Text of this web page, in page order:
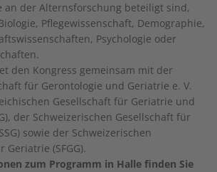
an der Alternsforschung beteiligt sind,
Pflegewissenschaft, Demographie,
Psychologie oder
den Kongress gemeinsam mit der
für Gerontologie und Geriatrie e. V.
Gesellschaft für Geriatrie und
der Schweizerischen Gesellschaft für
sowie der Schweizerischen
Geriatrie (SFGG).
zum Programm in Halle finden Sie